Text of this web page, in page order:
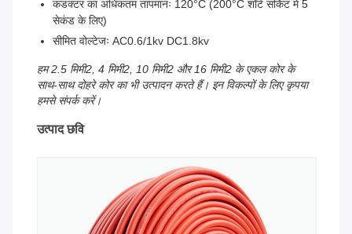
कंडक्टर का अधिकतम तापमानः 120°C (200°C शॉर्ट सर्किट में 5
सेकंड के लिए)
सीमित वोल्टेजः AC0.6/1kv DC1.8kv
हम 2.5 मिमी2, 4 मिमी2, 10 मिमी2 और 16 मिमी2 के एकल कोर के
साथ-साथ दोहरे कोर का भी उत्पादन करते हैं। इन विकल्पों के लिए कृपया
हमसे संपर्क करें।
उत्पाद छवि